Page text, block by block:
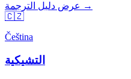
عرض دليل الترجمة →
🇨🇿
Čeština
التشيكية